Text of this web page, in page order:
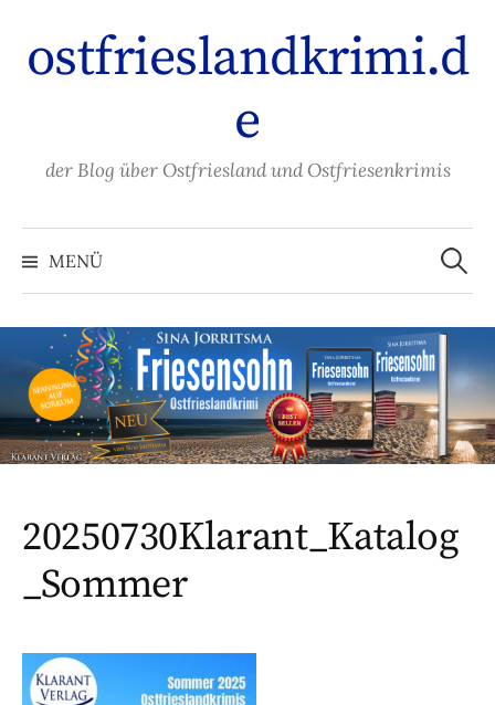
Inhalt
überspringen
ostfrieslandkrimi.d
e
der Blog über Ostfriesland und Ostfriesenkrimis
MENÜ
Suchen
nach:
20250730Klarant_Katalog
_Sommer